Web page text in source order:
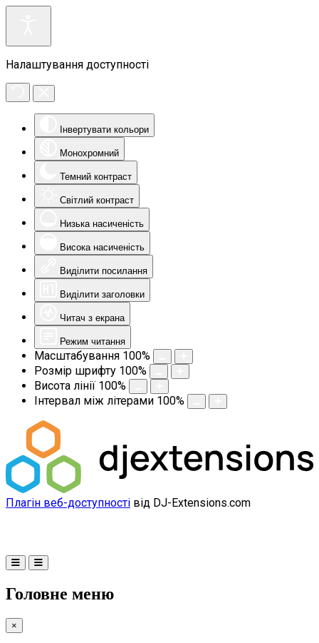
Налаштування доступності
Інвертувати кольори
Монохромний
Темний контраст
Світлий контраст
Низька насиченість
Висока насиченість
Виділити посилання
Виділити заголовки
Читач з екрана
Режим читання
Масштабування 100%
Розмір шрифту 100%
Висота лінії 100%
Інтервал між літерами 100%
Плагін веб-доступності від DJ-Extensions.com
Головне меню
×